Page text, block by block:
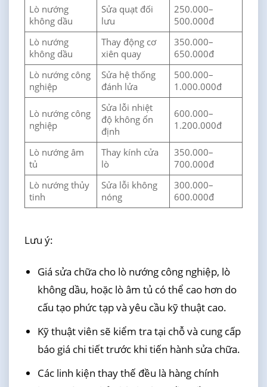
Lò nướng
không dầu
Sửa quạt đối
lưu
250.000–
500.000đ
Lò nướng
không dầu
Thay động cơ
xiên quay
350.000–
650.000đ
Lò nướng công
nghiệp
Sửa hệ thống
đánh lửa
500.000–
1.000.000đ
Lò nướng công
nghiệp
Sửa lỗi nhiệt
độ không ổn
định
600.000–
1.200.000đ
Lò nướng âm
tủ
Thay kính cửa
lò
350.000–
700.000đ
Lò nướng thủy
tinh
Sửa lỗi không
nóng
300.000–
600.000đ
Lưu ý:
Giá sửa chữa cho lò nướng công nghiệp, lò
không dầu, hoặc lò âm tủ có thể cao hơn do
cấu tạo phức tạp và yêu cầu kỹ thuật cao.
Kỹ thuật viên sẽ kiểm tra tại chỗ và cung cấp
báo giá chi tiết trước khi tiến hành sửa chữa.
Các linh kiện thay thế đều là hàng chính